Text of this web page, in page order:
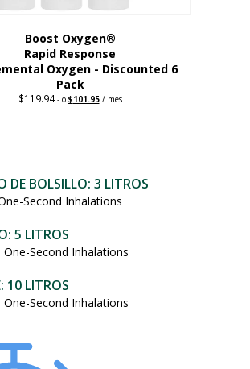
Boost Oxygen®
Rapid Response
Oxygen - Discounted 6
Pack
$119.94 -o Precio
$101.95El/ mes
DE BOLSILLO: 3 LITROS
Second Inhalations
5 LITROS
Second Inhalations
10 LITROS
Second Inhalations